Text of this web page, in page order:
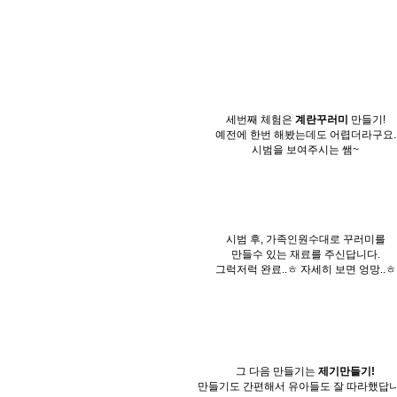
세번째 체험은 계란꾸러미
만들기!
예전에 한번 해봤는데도 어렵더라구요.
시범을 보여주시는 쌤~
시범 후, 가족인원수대로 꾸러미를
만들수 있는 재료를 주신답니다.
그럭저럭 완료..ㅎ 자세히 보면 엉망..ㅎ
그 다음 만들기는 제기만들기!
만들기도 간편해서 유아들도 잘 따라했답